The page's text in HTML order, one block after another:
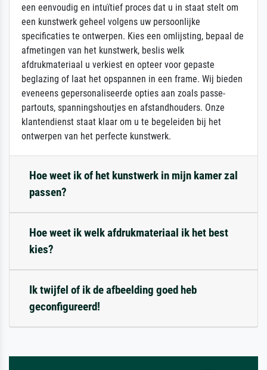
een eenvoudig en intuïtief proces dat u in staat stelt om
een kunstwerk geheel volgens uw persoonlijke
specificaties te ontwerpen. Kies een omlijsting, bepaal de
afmetingen van het kunstwerk, beslis welk
afdrukmateriaal u verkiest en opteer voor gepaste
beglazing of laat het opspannen in een frame. Wij bieden
eveneens gepersonaliseerde opties aan zoals passe-
partouts, spanningshoutjes en afstandhouders. Onze
klantendienst staat klaar om u te begeleiden bij het
ontwerpen van het perfecte kunstwerk.
Hoe weet ik of het kunstwerk in mijn kamer zal
passen?
Hoe weet ik welk afdrukmateriaal ik het best
kies?
Ik twijfel of ik de afbeelding goed heb
geconfigureerd!